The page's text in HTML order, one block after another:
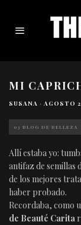
MI
SUSANA · AGOSTO
03 BLOG DE BELLEZA
Allí estaba yo:
antifaz de semillas
de los mejores
haber probado.
Recordaba, como
de Beauté Carita